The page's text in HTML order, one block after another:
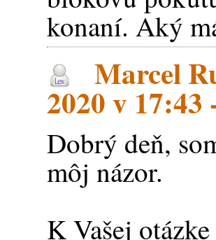
konaní. Aký
Marcel
2020 v 17:43
Dobrý deň,
môj názor.
K Vašej